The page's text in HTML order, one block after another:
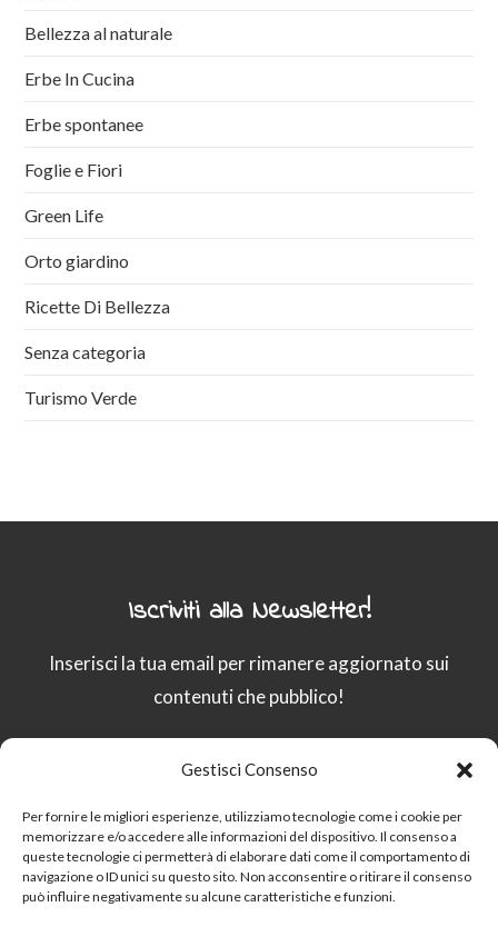
Gestisci Consenso
Per fornire le migliori esperienze, utilizziamo tecnologie come i cookie per
memorizzare e/o accedere alle informazioni del dispositivo. Il consenso a
queste tecnologie ci permetterà di elaborare dati come il comportamento di
navigazione o ID unici su questo sito. Non acconsentire o ritirare il consenso
può influire negativamente su alcune caratteristiche e funzioni.
Bellezza al naturale
Erbe In Cucina
Erbe spontanee
Foglie e Fiori
Green Life
Orto giardino
Ricette Di Bellezza
Senza categoria
Turismo Verde
Iscriviti alla Newsletter!
Inserisci la tua email per rimanere aggiornato sui
contenuti che pubblico!
Procedendo accetti la privacy policy